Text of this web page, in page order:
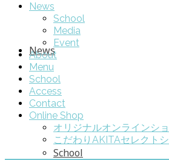
News
School
News
School
Media
Event
About
Menu
School
Access
Contact
Online Shop
オリジナルオンラインシ
こだわりAKITAセレクト